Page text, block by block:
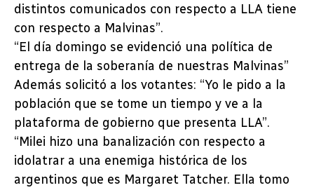
distintos comunicados con respecto a LLA tiene
con respecto a Malvinas”.
“El día domingo se evidenció una política de
entrega de la soberanía de nuestras Malvinas”
Además solicitó a los votantes: “Yo le pido a la
población que se tome un tiempo y ve a la
plataforma de gobierno que presenta LLA”.
“Milei hizo una banalización con respecto a
idolatrar a una enemiga histórica de los
argentinos que es Margaret Tatcher. Ella tomo